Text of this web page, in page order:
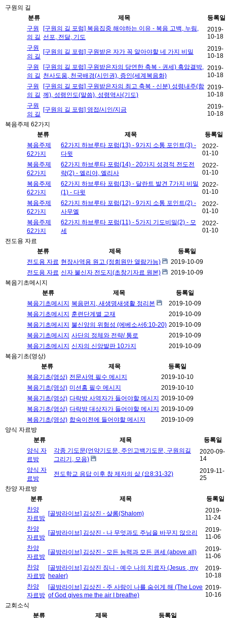
구원의 길
분류
제목
등록일
구원
의 길
[구원의 길 포럼] 복음집중 해야하는 이유 - 복음 고백, 누림,
선포, 전달, 기도
2019-
10-18
구원
의 길
[구원의 길 포럼] 구원받은 자가 꼭 알아야할 네 가지 비밀
2019-
10-18
구원
의 길
[구원의 길 포럼] 구원받은자의 당연한 축복 - 권세) 흑암결박,
천사도움, 천국배경(시민권), 증인(세계복음화)
2019-
10-18
구원
의 길
[구원의 길 포럼] 구원받은자의 최고 축복 - 신분) 성령내주(함
께), 성령인도(말씀), 성령역사(기도)
2019-
10-18
구원
의 길
[구원의 길 포럼] 영접/시인/지금
2019-
10-18
복음주제 62가지
분류
제목
등록일
복음주제
62가지
62가지 하브루타 포럼(13) - 9가지 소통 포인트(3) -
다윗
2022-
01-10
복음주제
62가지
62가지 하브루타 포럼(14) - 20가지 성경적 전도전
략(2) - 엘리야, 엘리사
2022-
01-10
복음주제
62가지
62가지 하브루타 포럼(13) - 달란트 발견 7가지 비밀
(1) - 다윗
2022-
01-10
복음주제
62가지
62가지 하브루타 포럼(12) - 9가지 소통 포인트(2) -
사무엘
2022-
01-10
복음주제
62가지
62가지 하브루타 포럼(11) - 5가지 기도비밀(2) - 모
세
2022-
01-10
전도용 자료
분류
제목
등록일
전도용 자료 현장사역용 원고 (정회원만 열람가능)
2019-10-09
전도용 자료 신자 불신자 전도지(초창기자료 원본)
2019-10-09
복음기초메시지
분류
제목
등록일
복음기초메시지
복음편지, 새생명새생활 정리본
2019-10-09
복음기초메시지
훈련단계별 교재
2019-10-09
복음기초메시지
불신앙의 위험성 (에베소서6:10-20) 2019-10-09
복음기초메시지 사단의 정체와 전략/ 통로
2019-10-09
복음기초메시지 신자의 신앙발판 10가지
2019-10-09
복음기초(영상)
분류
제목
등록일
복음기초(영상) 전문사역 필수 메시지
2019-10-10
복음기초(영상) 미션홈 필수 메시지
2019-10-10
복음기초(영상) 다락방 사역자가 들어야할 메시지 2019-10-09
복음기초(영상) 다락방 대상자가 들어야할 메시지 2019-10-09
복음기초(영상) 합숙이전에 들어야할 메시지
2019-10-09
양식 자료방
분류
제목
등록일
양식 자
료방
각종 기도문(언약기도문, 주인고백기도문, 구원의길
그리기, 모음)
2020-09-
14
양식 자
료방
전도학교 응답 이후 참 제자의 삶 (요8:31-32)
2019-11-
25
찬양 자료방
분류
제목
등록일
찬양
자료방
[골방라이브] 김상진 - 샬롬(Shalom)
2019-
11-24
찬양
자료방
[골방라이브] 김상진 - 나 무엇과도 주님을 바꾸지 않으리
2019-
11-06
찬양
자료방
[골방라이브] 김상진 - 모든 능력과 모든 권세 (above all)
2019-
11-06
찬양
자료방
[골방라이브] 김상진 짐니 - 예수 나의 치료자 (Jesus , my
healer)
2019-
10-18
찬양
자료방
[골방라이브] 김상진 - 주 사랑이 나를 숨쉬게 해 (The Love
of God gives me the air I breathe)
2019-
10-16
교회소식
분류
제목 등록일